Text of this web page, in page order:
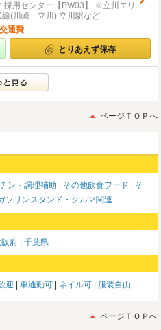
採用センター【BW03】 ※立川エリ
(川崎－立川) 立川駅など
通費
とりあえず保存
ページＴＯＰへ
ン・調理補助 その他飲食フード
そ
ソリンスタンド・クルマ関連
阪府 千葉県
迎 車通勤可 ネイル可 服装自由
ページＴＯＰへ